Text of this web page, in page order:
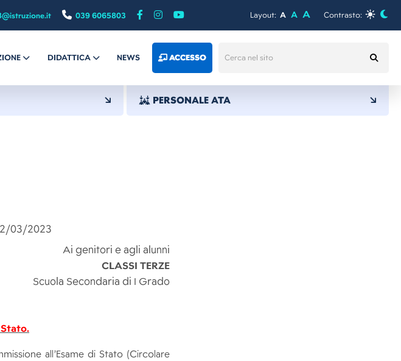
039 6065803 Layout: A A A Contrasto:
DIDATTICA NEWS ACCESSO
PERSONALE ATA
Ai genitori e agli alunni
CLASSI TERZE
Scuola Secondaria di I Grado
Stato.
all’Esame di Stato (Circolare